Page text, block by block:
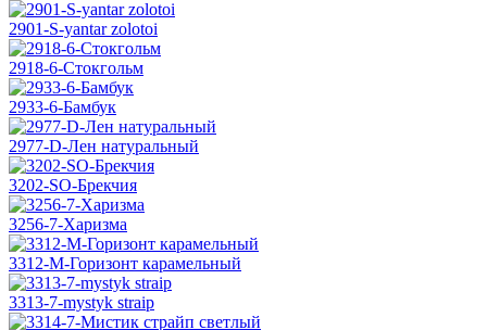
2901-S-yantar zolotoi
2918-6-Стокгольм
2933-6-Бамбук
2977-D-Лен натуральный
3202-SO-Брекчия
3256-7-Харизма
3312-М-Горизонт карамельный
3313-7-mystyk straip